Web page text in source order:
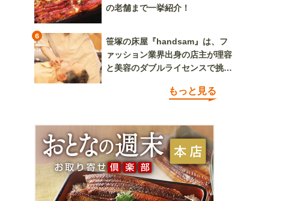
の老舗まで一挙紹介！
6
笹塚の床屋『handsam』は、フ
ァッション業界出身の店主が理容
と美容のダブルライセンスで挑む
もっと見る